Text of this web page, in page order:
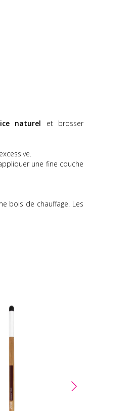
naturel et brosser
une fine couche
bois de chauffage. Les